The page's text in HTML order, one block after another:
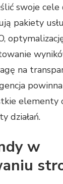
swoje
pakiety
na
elementy
działań.
w